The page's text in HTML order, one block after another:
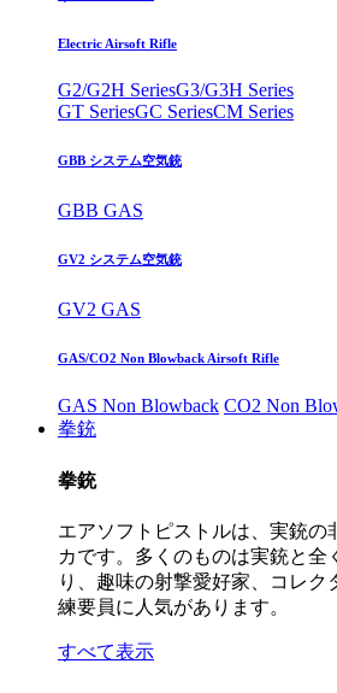
Electric Airsoft Rifle
G2/G2H SeriesG3/G3H Series
GT SeriesGC SeriesCM Series
GBB システム空気銃
GBB GAS
GV2 システム空気銃
GV2 GAS
GAS/CO2 Non Blowback Airsoft Rifle
GAS Non Blowback CO2 Non
拳銃
拳銃
エアソフトピストルは、実銃の
カです。多くのものは実銃と全
り、趣味の射撃愛好家、コレク
練要員に人気があります。
すべて表示